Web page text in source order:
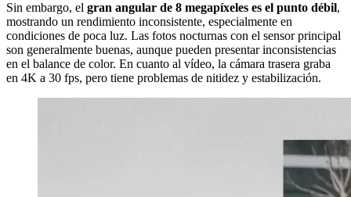
Sin embargo, el gran angular de 8 megapíxeles es el punto débil,
mostrando un rendimiento inconsistente, especialmente en
condiciones de poca luz. Las fotos nocturnas con el sensor principal
son generalmente buenas, aunque pueden presentar inconsistencias
en el balance de color. En cuanto al vídeo, la cámara trasera graba
en 4K a 30 fps, pero tiene problemas de nitidez y estabilización.